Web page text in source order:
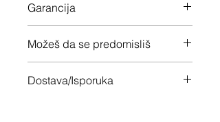
Garancija
Možeš da se predomisliš
nisi zadovoljan
Dostava/Isporuka